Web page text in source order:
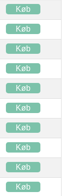
Køb
Køb
Køb
Køb
Køb
Køb
Køb
Køb
Køb
Køb